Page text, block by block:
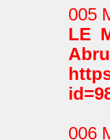
005
LE
006